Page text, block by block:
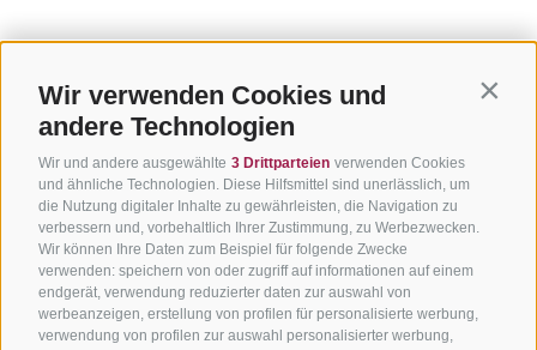
Wir verwenden Cookies und
andere Technologien
Wir und andere ausgewählte 3 Drittparteien verwenden Cookies
und ähnliche Technologien. Diese Hilfsmittel sind unerlässlich, um
die Nutzung digitaler Inhalte zu gewährleisten, die Navigation zu
verbessern und, vorbehaltlich Ihrer Zustimmung, zu Werbezwecken.
Wir können Ihre Daten zum Beispiel für folgende Zwecke
verwenden: speichern von oder zugriff auf informationen auf einem
endgerät, verwendung reduzierter daten zur auswahl von
werbeanzeigen, erstellung von profilen für personalisierte werbung,
verwendung von profilen zur auswahl personalisierter werbung,